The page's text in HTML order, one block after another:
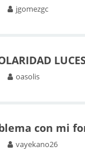
jgomezgc
oasolis
con mi
vayekano26